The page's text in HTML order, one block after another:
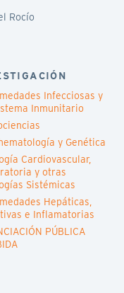
Rocío
Infecciosas y
Inmunitario
y Genética
Cardiovascular,
y otras
Sistémicas
Hepáticas,
e Inflamatorias
PÚBLICA